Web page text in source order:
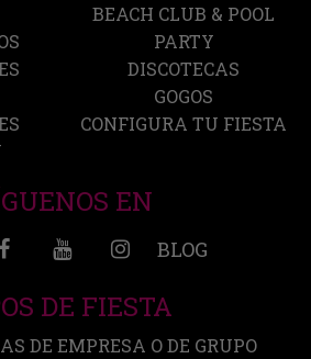
BEACH CLUB & POOL
PARTY
DISCOTECAS
GOGOS
CONFIGURA TU FIESTA
EN
BLOG
DE FIESTA
DE EMPRESA O DE GRUPO